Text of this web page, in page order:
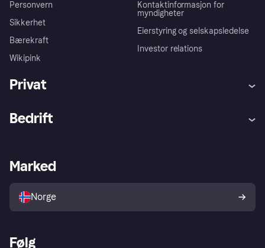
Personvern
Sikkerhet
Bærekraft
Wikipink
Kontaktinformasjon for
myndigheter
Eierstyring og selskapsledelse
Investor relations
Privat
Utforsk butikker
Bedrift
Merchant portal
Marked
Norge
Følg